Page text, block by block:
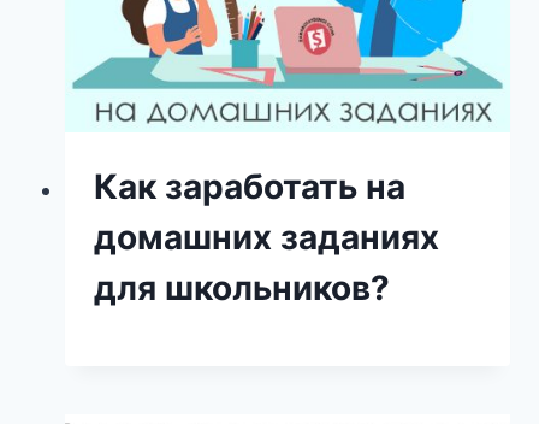
Как заработать на
домашних заданиях
для школьников?